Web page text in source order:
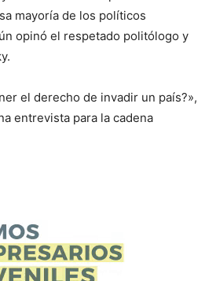
mayoría de los políticos
opinó el respetado politólogo y
el derecho de invadir un país?»,
entrevista para la cadena